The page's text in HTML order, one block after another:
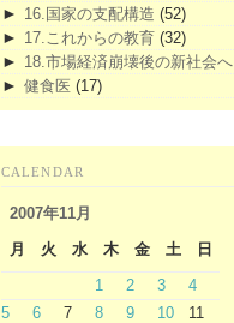
► 16.国家の支配構造 (52)
► 17.これからの教育 (32)
► 18.市場経済崩壊後の新社会へ
► 健食医 (17)
CALENDAR
2007年11月
月
火 水 木 金 土
日
1
2 3
4
5
6 7 8 9 10
11